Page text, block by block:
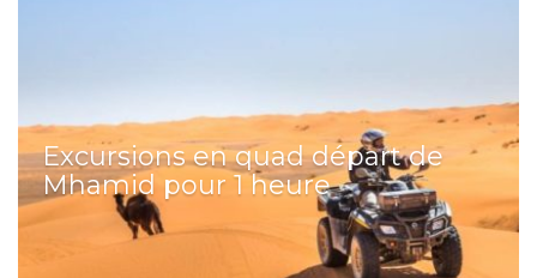
Excursions en quad départ de
Mhamid pour 1 heure